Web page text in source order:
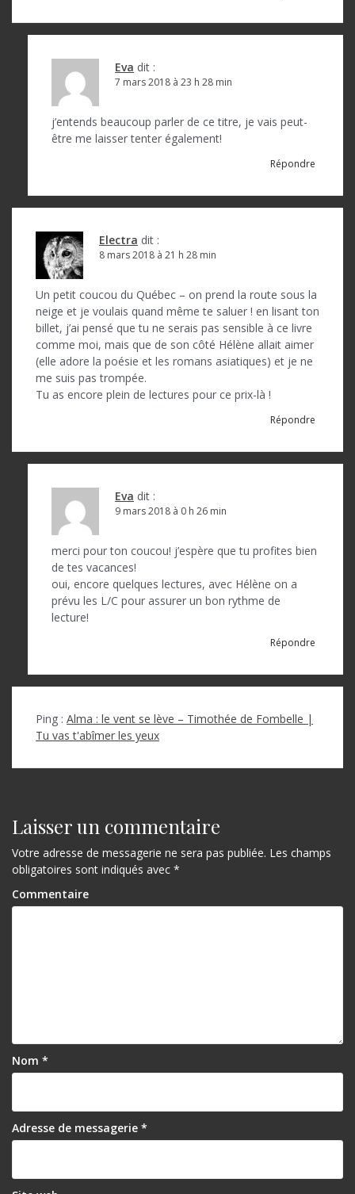
Eva dit :
7 mars 2018 à 23 h 28 min
j’entends beaucoup parler de ce titre, je vais peut-
être me laisser tenter également!
Répondre
Electra dit :
8 mars 2018 à 21 h 28 min
Un petit coucou du Québec – on prend la route sous la
neige et je voulais quand même te saluer ! en lisant ton
billet, j’ai pensé que tu ne serais pas sensible à ce livre
comme moi, mais que de son côté Hélène allait aimer
(elle adore la poésie et les romans asiatiques) et je ne
me suis pas trompée.
Tu as encore plein de lectures pour ce prix-là !
Répondre
Eva dit :
9 mars 2018 à 0 h 26 min
merci pour ton coucou! j’espère que tu profites bien
de tes vacances!
oui, encore quelques lectures, avec Hélène on a
prévu les L/C pour assurer un bon rythme de
lecture!
Répondre
Ping : Alma : le vent se lève – Timothée de Fombelle |
Tu vas t'abîmer les yeux
Laisser un commentaire
Votre adresse de messagerie ne sera pas publiée. Les champs
obligatoires sont indiqués avec *
Commentaire
Nom *
Adresse de messagerie *